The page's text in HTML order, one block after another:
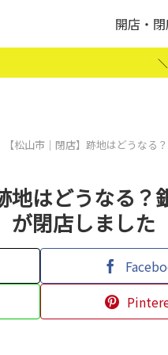
開店・
【松山市｜閉店】跡地はどうなる
地はどうなる
が閉店しました